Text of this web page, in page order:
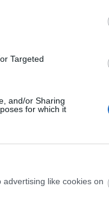
Targeted
and/or Sharing
for which it
like cookies on